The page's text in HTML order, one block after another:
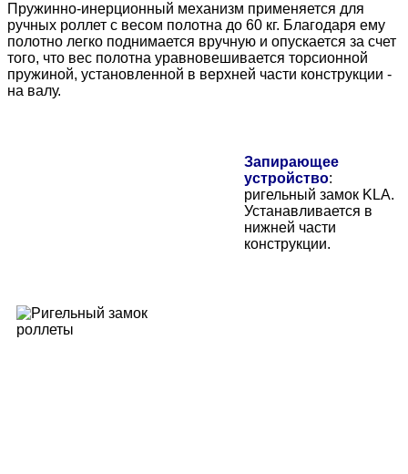
Пружинно-инерционный механизм применяется для
ручных роллет с весом полотна до 60 кг. Благодаря ему
полотно легко поднимается вручную и опускается за счет
того, что вес полотна уравновешивается торсионной
пружиной, установленной в верхней части конструкции -
на валу.
Запирающее
устройство:
ригельный замок KLA.
Устанавливается в
нижней части
конструкции.